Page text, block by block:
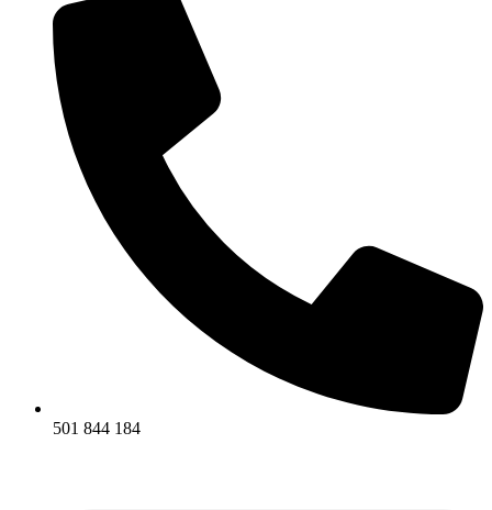
501 844 184